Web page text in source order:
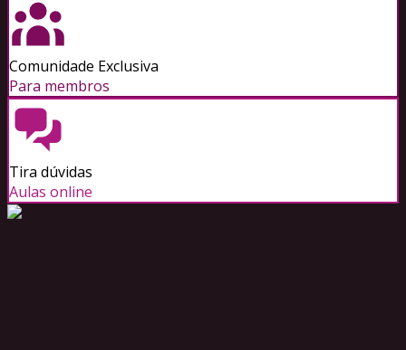
Comunidade Exclusiva
Para membros
Tira dúvidas
Aulas online